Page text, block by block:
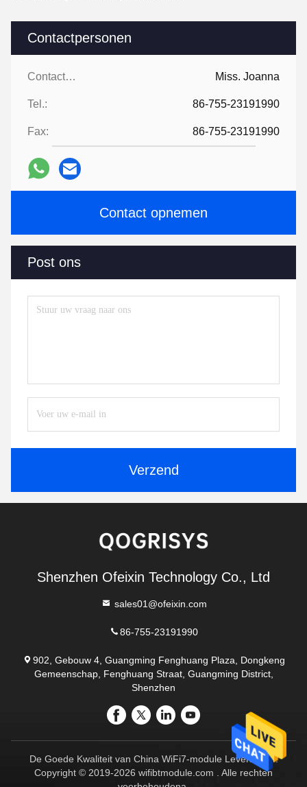
Contactpersonen
Contactpersonen: Miss. Joanna
Tel.: 86-755-23191990
Fax: 86-755-23191990
Contact opnemen
Post ons
Verzend
Shenzhen Ofeixin Technology Co., Ltd
sales01@ofeixin.com
86-755-23191990
902, Gebouw 4, Guangming Fenghuang Plaza, Dongkeng
Gemeenschap, Fenghuang Straat, Guangming District,
Shenzhen
De Goede Kwaliteit van China WiFi7-module Leverancier.
Copyright © 2019-2026 wifibtmodule.com . Alle rechten